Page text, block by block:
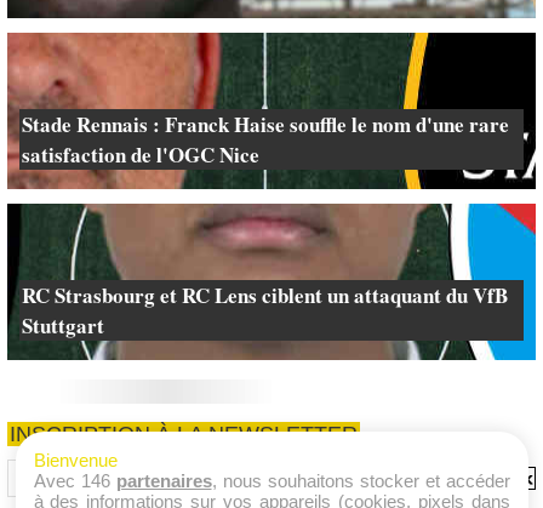
Stade Rennais : Franck Haise souffle le nom d'une rare
satisfaction de l'OGC Nice
RC Strasbourg et RC Lens ciblent un attaquant du VfB
Stuttgart
INSCRIPTION À LA NEWSLETTER
Bienvenue
Avec 146 partenaires, nous souhaitons stocker et accéder
à des informations sur vos appareils (cookies, pixels dans